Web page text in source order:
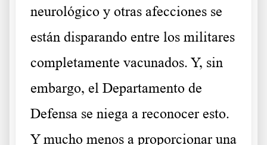
neurológico y otras afecciones se
están disparando entre los militares
completamente vacunados. Y, sin
embargo, el Departamento de
Defensa se niega a reconocer esto.
Y mucho menos a proporcionar una